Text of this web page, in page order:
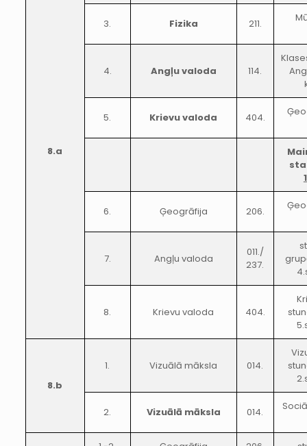
8.a
3. Fizika 211.
4. Angļu valoda 114.
5. Krievu valoda 404.
6. Ģeogrāfija 206.
7. Angļu valoda
011./
237.
8. Krievu valoda 404.
8.b
1. Vizuālā māksla 014.
2. Vizuālā māksla 014.